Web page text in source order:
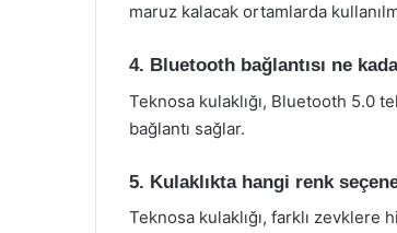
maruz kalacak ortamlarda
4. Bluetooth bağlantısı ne
Teknosa kulaklığı, Bluetooth 5.0
bağlantı sağlar.
5. Kulaklıkta hangi renk
Teknosa kulaklığı, farklı